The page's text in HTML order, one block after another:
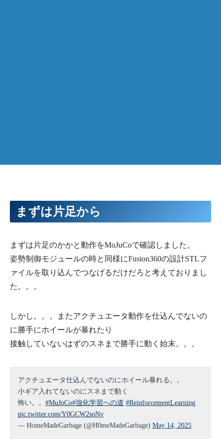
まずは片足から
まずは片足のかかと動作をMoJuCoで確認しました。
姿勢制御モジュールの時と同様にFusion360の設計STLフ
ァイルを取り込んでつなげるだけだろと考えておりまし
た。。。
しかし。。。またアクチュエータ動作を仕込んでないの
に勝手にホイールが暴れたり
接触していないはずのスネまで勝手に動く始末。。。
アクチュエータ仕込んでないのにホイール暴れる。。
小ギア入れてないのにスネまで動く
怖い。。 #MuJoCo#強化学習への道 #ReinforcementLearning
pic.twitter.com/Y0GCW2soNv
— HomeMadeGarbage (@H0meMadeGarbage) May 14, 2025